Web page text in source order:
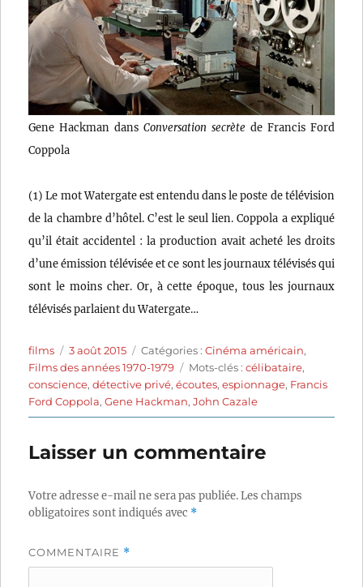
Gene Hackman dansConversation secrètede Francis Ford
Coppola
(1) Le mot Watergate est entendu dans le poste de télévision
de la chambre d’hôtel. C’est le seul lien. Coppola a expliqué
qu’il était accidentel : la production avait acheté les droits
d’une émission télévisée et ce sont les journaux télévisés qui
sont le moins cher. Or, à cette époque, tous les journaux
télévisés parlaient du Watergate…
Auteur
films
Publié
le
3 août 2015 Catégories
Catégories :Cinéma américain,
Films des années 1970-1979
Étiquettes
Mots-clés :célibataire,
conscience,détective privé,écoutes,espionnage, Francis
Ford Coppola,Gene Hackman,John Cazale
Laisser un commentaire
Votre adresse e-mail ne sera pas publiée.Les champs
obligatoires sont indiqués avec *
COMMENTAIRE *